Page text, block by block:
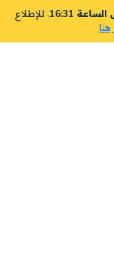
. للإطلاع
هنا